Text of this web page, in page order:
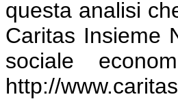
questa analisi
Caritas Insieme
sociale
http://